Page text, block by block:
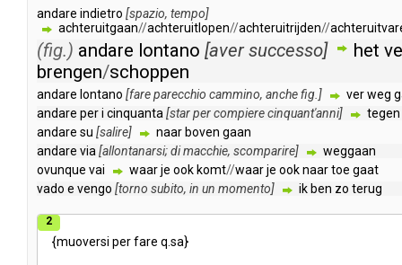
andare indietro [spazio, tempo]
achteruitgaan//achteruitlopen//achteruitrijden//
(fig.) andare lontano [aver successo] het
brengen/schoppen
andare lontano [fareparecchio cammino, anchefig .] verweg
andare peri cinquanta [starpercompierecinquant'anni]
tegen
andare su [salire] naar boven gaan
andare via [allontanarsi;dimacchie, scomparire]
weggaan
ovunque vai waarje ook komt//waarje ooknaartoe gaat
vado e vengo [torno subito, in un momento] ik ben zo terug
2
{muoversi perfare q sa}